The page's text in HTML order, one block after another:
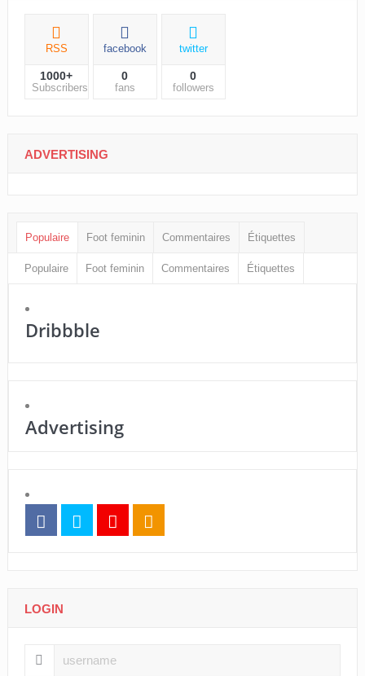
RSS
1000+
Subscribers
facebook
0
fans
twitter
0
followers
ADVERTISING
Populaire Foot feminin Commentaires Étiquettes
Populaire Foot feminin Commentaires Étiquettes
Dribbble
Advertising
LOGIN